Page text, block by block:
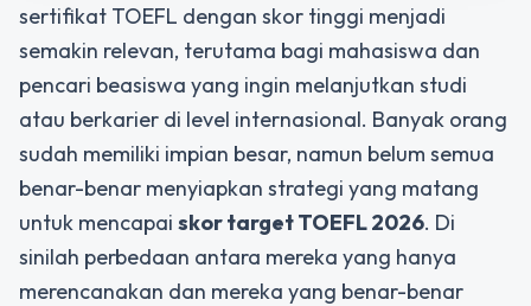
sertifikat TOEFL dengan skor tinggi menjadi
semakin relevan, terutama bagi mahasiswa dan
pencari beasiswa yang ingin melanjutkan studi
atau berkarier di level internasional. Banyak orang
sudah memiliki impian besar, namun belum semua
benar-benar menyiapkan strategi yang matang
untuk mencapai skor target TOEFL 2026. Di
sinilah perbedaan antara mereka yang hanya
merencanakan dan mereka yang benar-benar